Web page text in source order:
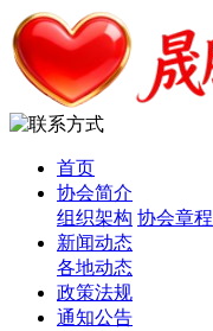
首页
协会简介
组织架构 协会章程
新闻动态
各地动态
政策法规
通知公告